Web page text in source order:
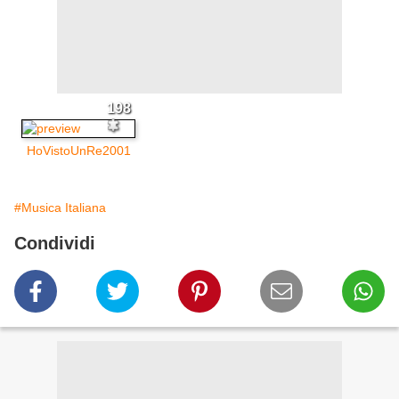
198
HoVistoUnRe2001
#Musica Italiana
Condividi